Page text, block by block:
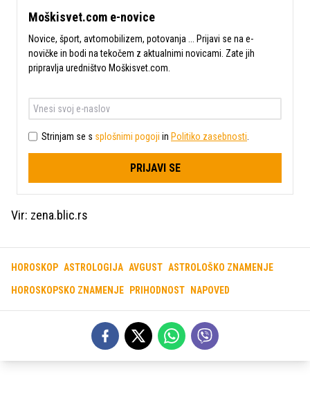
Moškisvet.com e-novice
Novice, šport, avtomobilizem, potovanja ... Prijavi se na e-
novičke in bodi na tekočem z aktualnimi novicami. Zate jih
pripravlja uredništvo Moškisvet.com.
Strinjam se s splošnimi pogoji in Politiko zasebnosti
PRIJAVI SE
Vir: zena.blic.rs
HOROSKOP ASTROLOGIJA AVGUST ASTROLOŠKO ZNAMENJE
HOROSKOPSKO ZNAMENJE PRIHODNOST NAPOVED